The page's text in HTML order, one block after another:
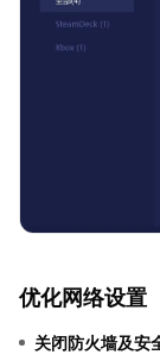
优化网络设置
关闭防火墙及安